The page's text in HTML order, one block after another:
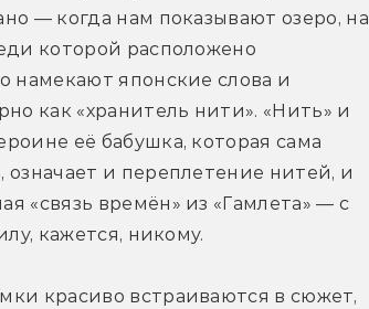
— когда нам показывают озеро, на
которой расположено
намекают японские слова и
как «хранитель нити». «Нить» и
её бабушка, которая сама
и переплетение нитей, и
«связь времён» из «Гамлета» — с
кажется, никому.
красиво встраиваются в сюжет,